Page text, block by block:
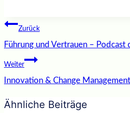
Zurück
Führung und Vertrauen – Podcast
Weiter
Innovation & Change Management
Ähnliche Beiträge